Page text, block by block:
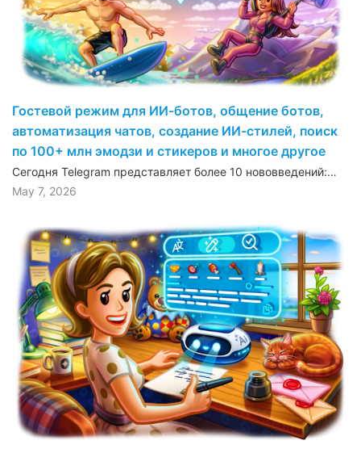
Гостевой режим для ИИ-ботов, общение ботов,
автоматизация чатов, создание ИИ-стилей, поиск
по 100+ млн эмодзи и стикеров и многое другое
Сегодня Telegram представляет более 10 нововведений:…
May 7, 2026